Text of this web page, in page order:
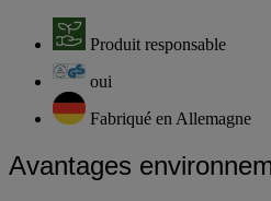
Produit responsable
oui
Fabriqué en Allemagne
Avantages